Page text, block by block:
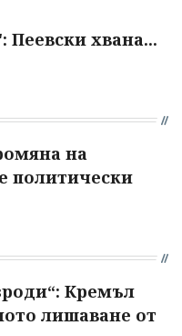
хвана...
на
политически
Кремъл
лишаване от